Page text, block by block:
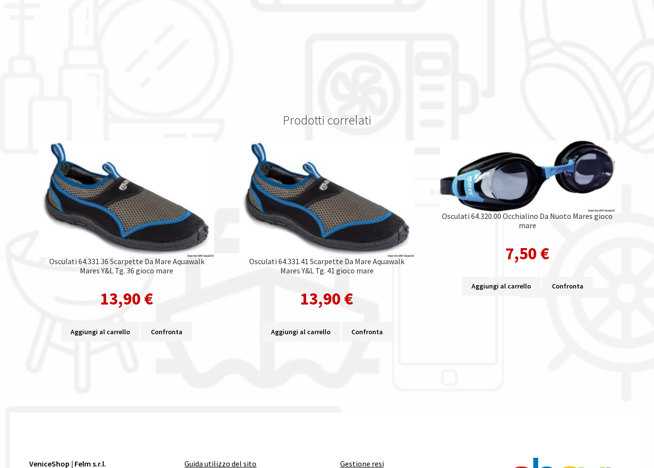
Prodotti correlati
Osculati 64.331.36 Scarpette Da Mare Aquawalk
Mares Y&L Tg. 36 gioco mare
13,90 €
Aggiungi al carrello Confronta
Osculati 64.331.41 Scarpette Da Mare Aquawalk
Mares Y&L Tg. 41 gioco mare
13,90 €
Aggiungi al carrello Confronta
Osculati 64.320.00 Occhialino Da Nuoto Mares gioco
mare
7,50 €
Aggiungi al carrello Confronta
VeniceShop | Felm s.r.l. Guida utilizzo del sito Gestione resi